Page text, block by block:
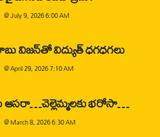
@July 9, 2026 6:00 AM
విజన్‌తో విద్యుత్ ధగధగలు
@April 29, 2026 7:10 AM
ఆసరా…చెల్లెమ్మలకు భరోసా…
@March 8, 2026 6:30 AM